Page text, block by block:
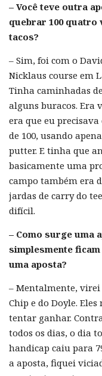
– Você teve outra
quebrar 100 quatro
tacos?
– Sim, foi com o
Nicklaus course em
Tinha caminhadas
alguns buracos. Era
era que eu
de 100, usando
putter. E tinha que
basicamente uma
campo também era
jardas de carry do
difícil.
– Como surge uma
simplesmente
uma aposta?
– Mentalmente, virei
Chip e do Doyle.
tentar ganhar.
todos os dias, o dia
handicap caiu para
a aposta, fiquei